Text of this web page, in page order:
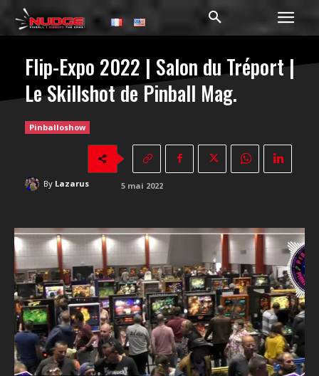
Flip-Expo 2022 | Salon du Tréport |
Le Skillshot de Pinball Mag.
Pinballoshow
By Lazarus 5 mai 2022